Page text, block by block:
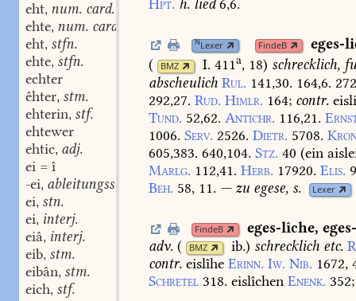
eht, num. card.
ehte, num. card.
eht, stfn.
ehte, stfn.
echter
êhter, stm.
ehterin, stf.
ehtewer
ehtic, adj.
ei = î
-ei, ableitungssilbe.
ei, stn.
ei, interj.
eiâ, interj.
eib, stm.
eibân, stm.
eich, stf.
Hpt. h. lied 6,6.
NLexer FindeB
eges-
(
BMZ I. 411a, 18) schrecklich,
abscheulich Rul. 141,30. 164,6.
292,27. Rud. Himlr. 164; contr.
Tund. 52,62. Antichr. 116,21.
1006. Serv. 2526. Dietr. 5708.
605,383. 640,104. Stz. 40 (ein
Marlg. 112,41. Herb. 17920. Elis.
Beh. 58, 11. — zu egese, s. Lexer
FindeB eges-lîche,
adv. ( BMZ ib.) schrecklich etc.
contr. eislîhe Erinn. Iw. Nib. 1672,
Schretel 318. eislîchen Enenk. 352;